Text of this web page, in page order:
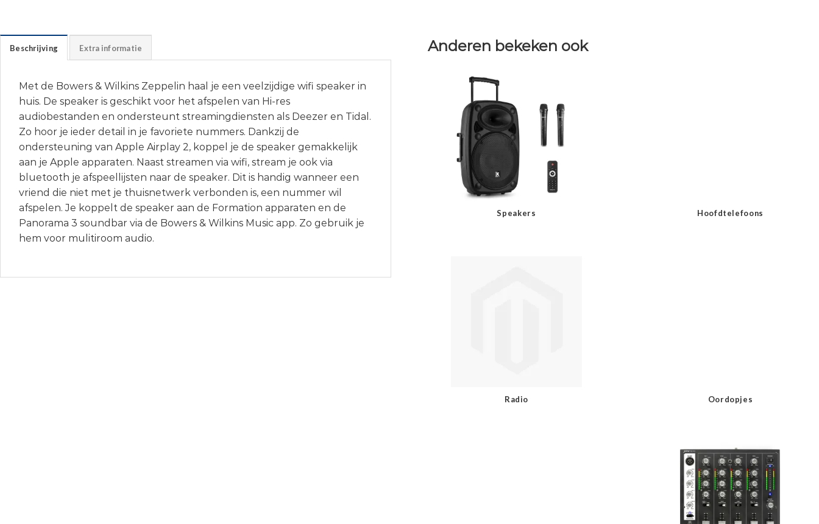
Beschrijving Extra informatie
Met de Bowers & Wilkins Zeppelin haal je een veelzijdige wifi speaker in
huis. De speaker is geschikt voor het afspelen van Hi-res
audiobestanden en ondersteunt streamingdiensten als Deezer en Tidal.
Zo hoor je ieder detail in je favoriete nummers. Dankzij de
ondersteuning van Apple Airplay 2, koppel je de speaker gemakkelijk
aan je Apple apparaten. Naast streamen via wifi, stream je ook via
bluetooth je afspeellijsten naar de speaker. Dit is handig wanneer een
vriend die niet met je thuisnetwerk verbonden is, een nummer wil
afspelen. Je koppelt de speaker aan de Formation apparaten en de
Panorama 3 soundbar via de Bowers & Wilkins Music app. Zo gebruik je
hem voor mulitiroom audio.
Anderen bekeken ook
Speakers Hoofdtelefoons
Radio Oordopjes